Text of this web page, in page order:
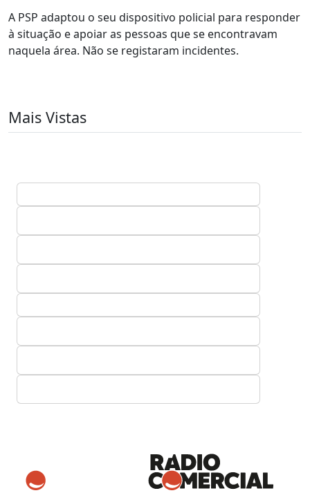
A PSP adaptou o seu dispositivo policial para responder
à situação e apoiar as pessoas que se encontravam
naquela área. Não se registaram incidentes.
Mais Vistas